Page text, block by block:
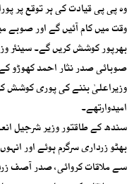
وہ پی پی قیادت کی ہر توقع پر
وقت میں کام آئیں گے اور صوبے
بھرپور کوشش کریں گے۔ سینئر
صوبائی صدر نثار احمد کھوڑو
وزیراعلیٰ بننے کی پوری کوشش
امیدوارتھے۔
سندھ کے طاقتور وزیر شرجیل
بھٹو زرداری سرگرم ہوئے اور
سے ملاقات کروائی، صدر آصف